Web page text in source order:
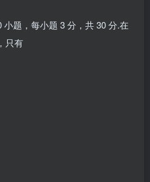
题，每小题 3 分，共 30 分.在
只有